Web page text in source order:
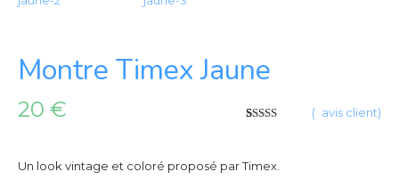
Montre Timex Jaune
( avis client)
20 €
Un look vintage et coloré proposé par Timex.